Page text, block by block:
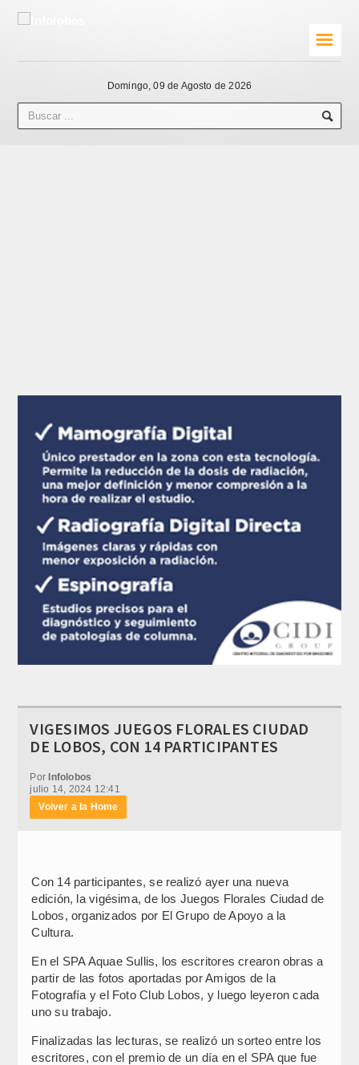
☰
Domingo, 09 de Agosto de 2026
VIGESIMOS JUEGOS FLORALES CIUDAD
DE LOBOS, CON 14 PARTICIPANTES
Por Infolobos
julio 14, 2024 12:41
Volver a la Home
Con 14 participantes, se realizó ayer una nueva
edición, la vigésima, de los Juegos Florales Ciudad de
Lobos, organizados por El Grupo de Apoyo a la
Cultura.
En el SPA Aquae Sullis, los escritores crearon obras a
partir de las fotos aportadas por Amigos de la
Fotografía y el Foto Club Lobos, y luego leyeron cada
uno su trabajo.
Finalizadas las lecturas, se realizó un sorteo entre los
escritores, con el premio de un día en el SPA que fue